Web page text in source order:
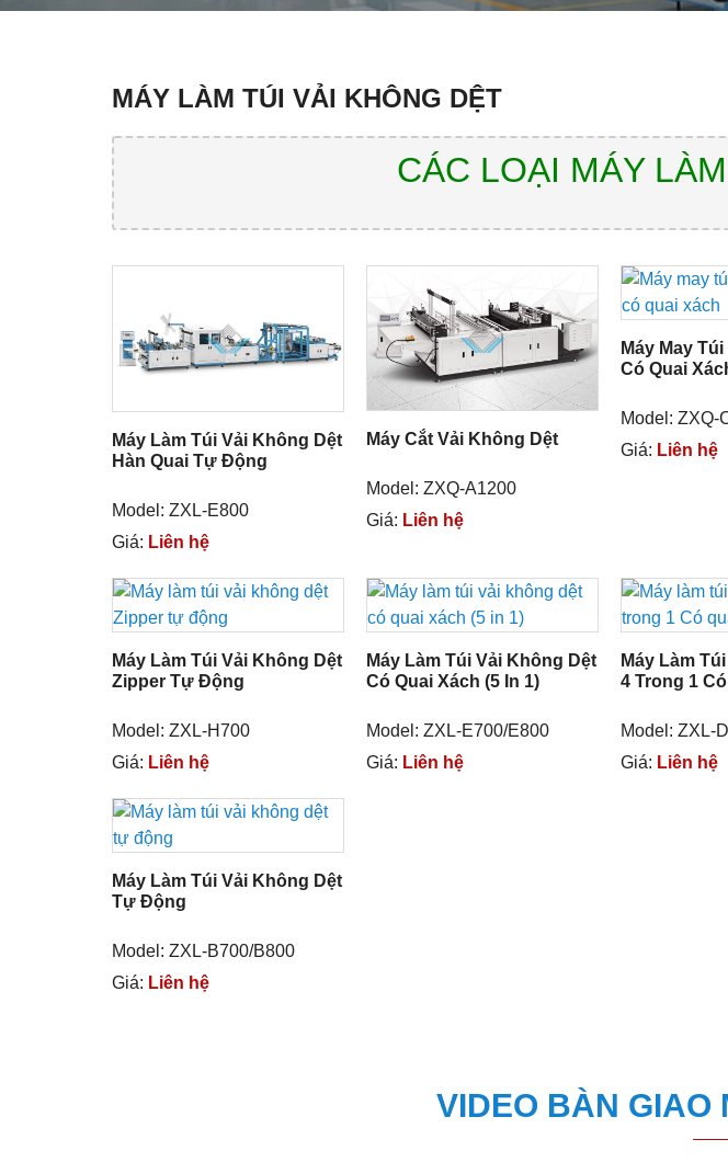
MÁY LÀM TÚI VẢI KHÔNG DỆT
CÁC LOẠI MÁY
Máy Làm Túi Vải Không Dệt
Hàn Quai Tự Động
Model: ZXL-E800
Giá: Liên hệ
Máy Cắt Vải Không Dệt
Model: ZXQ-A1200
Giá: Liên hệ
Máy May
Có Quai
Model: ZXQ-
Giá: Liên hệ
Máy Làm Túi Vải Không Dệt
Zipper Tự Động
Model: ZXL-H700
Giá: Liên hệ
Máy Làm Túi Vải Không Dệt
Có Quai Xách (5 In 1)
Model: ZXL-E700/E800
Giá: Liên hệ
Máy Làm
4 Trong 1
Model: ZXL-
Giá: Liên hệ
Máy Làm Túi Vải Không Dệt
Tự Động
Model: ZXL-B700/B800
Giá: Liên hệ
VIDEO BÀN GIAO